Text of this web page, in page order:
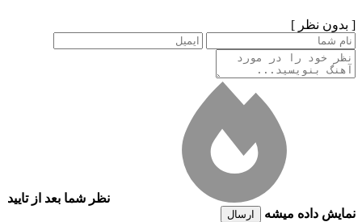
[ بدون نظر ]
نظر شما بعد از تایید
نمایش داده میشه
ارسال